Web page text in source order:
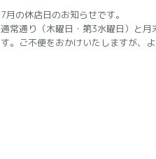
7月の休店日のお知らせです。
通常通り（木曜日・第3水曜日）と
す。ご不便をおかけいたしますが、